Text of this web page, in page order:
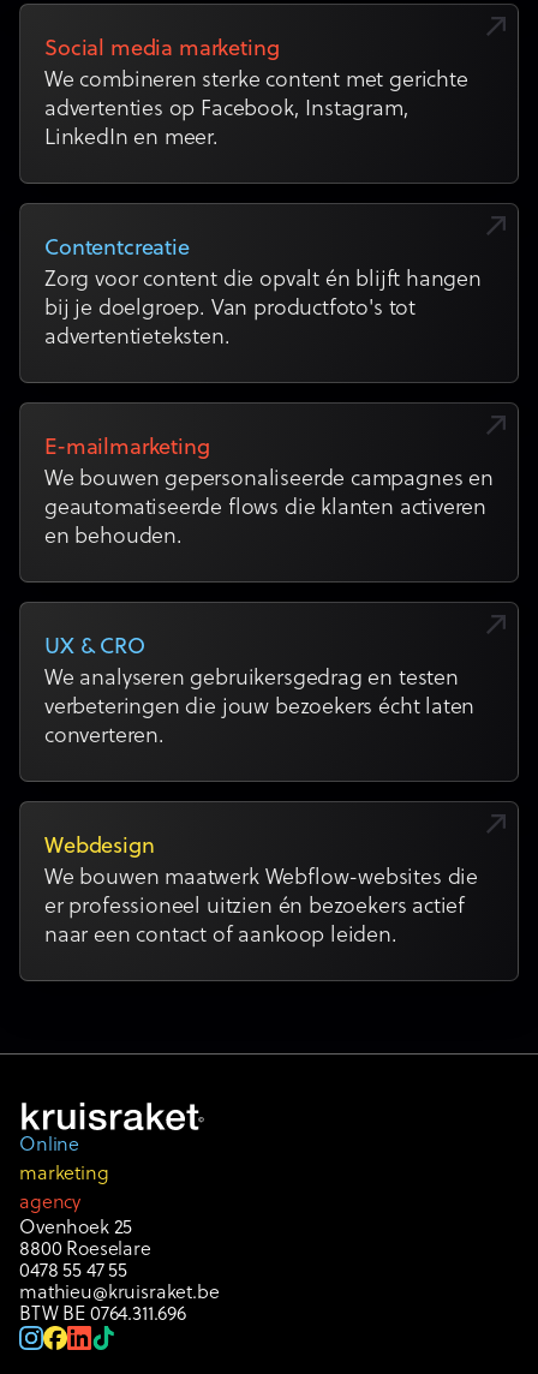
Social media marketing
We combineren sterke content met gerichte
advertenties op Facebook, Instagram,
LinkedIn en meer.
Contentcreatie
Zorg voor content die opvalt én blijft hangen
bij je doelgroep. Van productfoto's tot
advertentieteksten.
E-mailmarketing
We bouwen gepersonaliseerde campagnes en
geautomatiseerde flows die klanten activeren
en behouden.
UX & CRO
We analyseren gebruikersgedrag en testen
verbeteringen die jouw bezoekers écht laten
converteren.
Webdesign
We bouwen maatwerk Webflow-websites die
er professioneel uitzien én bezoekers actief
naar een contact of aankoop leiden.
Online
marketing
agency
Ovenhoek 25
8800 Roeselare
0478 55 47 55
mathieu@kruisraket.be
BTW BE 0764.311.696